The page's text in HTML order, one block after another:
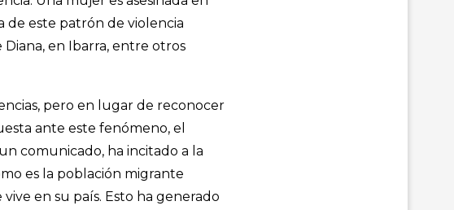
de este patrón de violencia
en Ibarra, entre otros
pero en lugar de reconocer
ante este fenómeno, el
comunicado, ha incitado a la
es la población migrante
en su país. Esto ha generado